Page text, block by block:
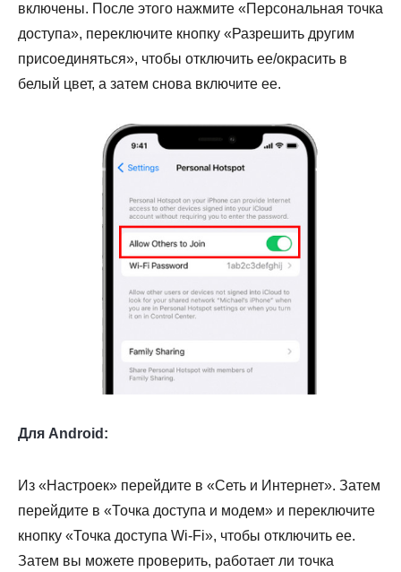
включены. После этого нажмите «Персональная точка
доступа», переключите кнопку «Разрешить другим
присоединяться», чтобы отключить ее/окрасить в
белый цвет, а затем снова включите ее.
Для Android:
Из «Настроек» перейдите в «Сеть и Интернет». Затем
перейдите в «Точка доступа и модем» и переключите
кнопку «Точка доступа Wi-Fi», чтобы отключить ее.
Затем вы можете проверить, работает ли точка